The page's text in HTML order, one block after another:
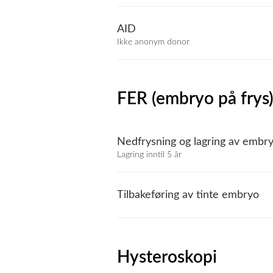
AID
Ikke anonym donor
FER (embryo på frys)
Nedfrysning og lagring av
Lagring inntil 5 år
Tilbakeføring av tinte embryo
Hysteroskopi